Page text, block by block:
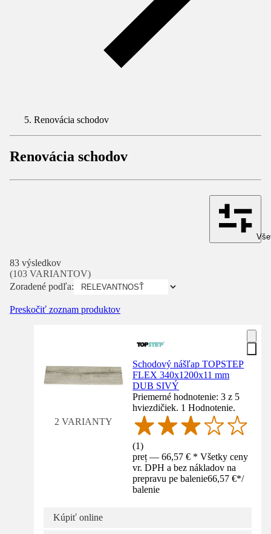
Renovácia schodov
Renovácia schodov
83 výsledkov
(103 VARIANTOV)
Zoradené podľa:
Preskočiť zoznam produktov
2 VARIANTY
Schodový nášľap TOPSTEP
FLEX 340x1200x11 mm
DUB SIVÝ
Priemerné hodnotenie: 3 z 5
hviezdičiek. 1 Hodnotenie.
(1)
preț — 66,57 € * Všetky ceny
vr. DPH a bez nákladov na
prepravu pe balenie66,57 €*/
balenie
Kúpiť online